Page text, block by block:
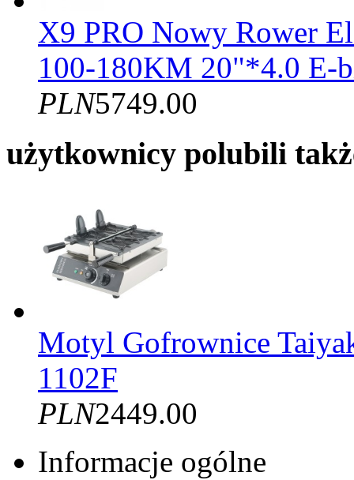
X9 PRO Nowy Rower
100-180KM 20"*4.0 E-
PLN5749.00
użytkownicy polubili
Motyl Gofrownice
1102F
PLN2449.00
Informacje ogólne